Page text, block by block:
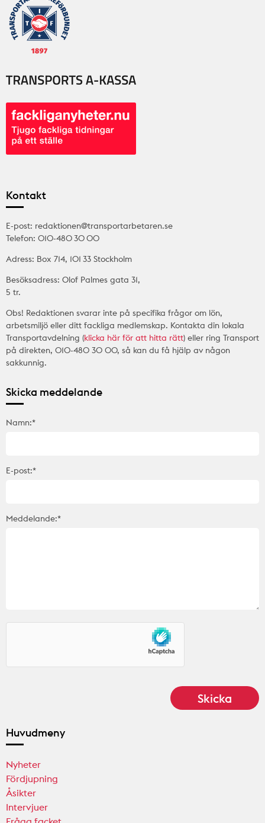
Kontakt
E-post: redaktionen@transportarbetaren.se
Telefon: 010-480 30 00
Adress: Box 714, 101 33 Stockholm
Besöksadress: Olof Palmes gata 31,
5 tr.
Obs! Redaktionen svarar inte på specifika frågor om lön,
arbetsmiljö eller ditt fackliga medlemskap. Kontakta din lokala
Transportavdelning (klicka här för att hitta rätt) eller ring Transport
på direkten, 010-480 30 00, så kan du få hjälp av någon
sakkunnig.
Skicka meddelande
Namn:*
E-post:*
Meddelande:*
Huvudmeny
Nyheter
Fördjupning
Åsikter
Intervjuer